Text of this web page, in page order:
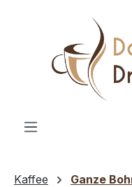
Zum Hauptinhalt
Kaffee Ganze